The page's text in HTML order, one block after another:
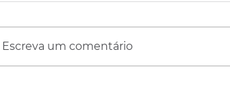
Escreva um comentário